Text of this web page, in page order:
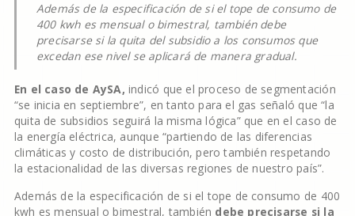
Además de la especificación de si el tope de consumo de
400 kwh es mensual o bimestral, también debe
precisarse si la quita del subsidio a los consumos que
excedan ese nivel se aplicará de manera gradual.
En el caso de AySA,indicó que el proceso de segmentación
“se inicia en septiembre”, en tanto para el gas señaló que “la
quita de subsidios seguirá la misma lógica” que en el caso de
la energía eléctrica, aunque “partiendo de las diferencias
climáticas y costo de distribución, pero también respetando
la estacionalidad de las diversas regiones de nuestro país”.
Además de la especificación de si el tope de consumo de 400
kwh es mensual o bimestral, también debe precisarse si la